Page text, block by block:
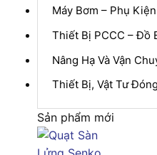
Máy Bơm – Phụ
Thiết Bị PCCC – Đồ
Nâng Hạ Và Vận
Thiết Bị, Vật Tư
Sản phẩm mới